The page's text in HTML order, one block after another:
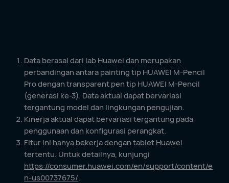
Data berasal dari lab Huawei dan merupakan
perbandingan antara painting tip HUAWEI M-Pencil
Pro dengan transparent pen tip HUAWEI M-Pencil
(generasi ke-3). Data aktual dapat bervariasi
tergantung model dan lingkungan pengujian.
Kinerja aktual dapat bervariasi tergantung pada
penggunaan dan konfigurasi perangkat.
Fitur ini hanya bekerja dengan tablet Huawei
tertentu. Untuk detailnya, kunjungi
https://consumer.huawei.com/en/support/content/e
n-us00737675/